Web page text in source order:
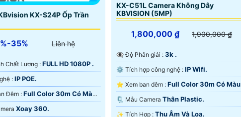
KX-S24P Ốp Trần
35% Liên hệ
Chất Lượng :FULL HD 1080P .
🌠 Công Nghệ : IP POE.
❂ Video Ban Đêm : Full Color 30m Có Màu
Xoay 360.
KX-C51L Camera Không Dây
KBVISION (5MP)
1,800,000 ₫ 1,900,000 ₫
👁️‍🗨 Độ Phân giải : 3k .
⚙ Tích hợp công nghệ : IP Wifi.
⭐ Xem ban đêm : Full Color 30m Có Màu
Ban Ðêm.
🗜️ Mẫu Camera Thân Plastic.
️✨ Tích Hợp : Thu Âm Và Loa.